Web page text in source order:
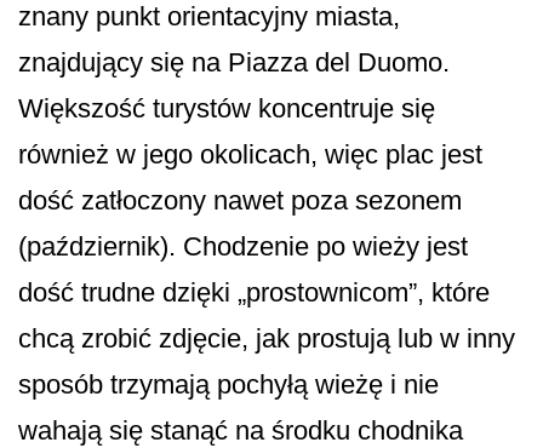
znany punkt orientacyjny miasta,
znajdujący się na Piazza del Duomo.
Większość turystów koncentruje się
również w jego okolicach, więc plac jest
dość zatłoczony nawet poza sezonem
(październik). Chodzenie po wieży jest
dość trudne dzięki „prostownicom”, które
chcą zrobić zdjęcie, jak prostują lub w inny
sposób trzymają pochyłą wieżę i nie
wahają się stanąć na środku chodnika